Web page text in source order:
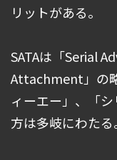
リットがある。
SATAは「Serial
Attachment」の
ィーエー」、「
方は多岐にわたる